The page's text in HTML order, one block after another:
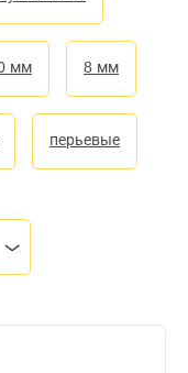
мм 8 мм
перьевые